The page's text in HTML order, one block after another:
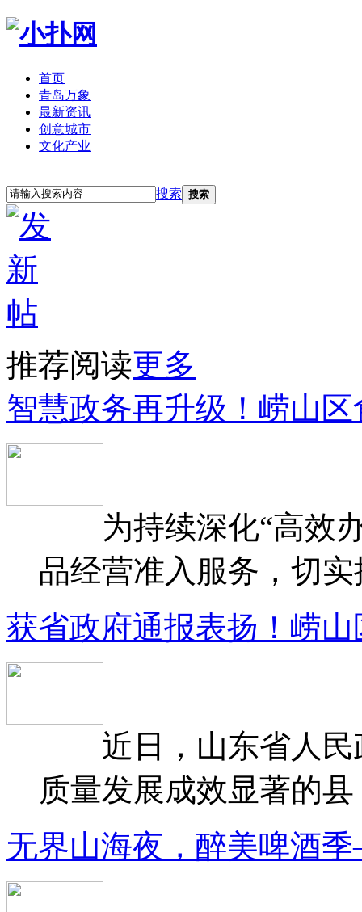
首页
青岛万象
最新资讯
创意城市
文化产业
搜索 搜索
推荐阅读更多
智慧政务再升级！崂山
为持续深化“高效办
品经营准入服务，切
获省政府通报表扬！崂
近日，山东省人民
质量发展成效显著的
无界山海夜，醉美啤酒